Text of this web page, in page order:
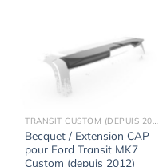
TRANSIT CUSTOM (DEPUIS 2012)
Becquet / Extension CAP
pour Ford Transit MK7
Custom (depuis 2012)